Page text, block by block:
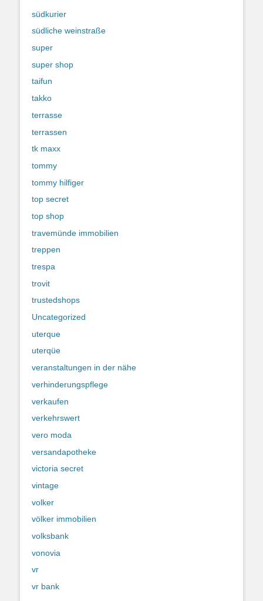
südkurier
südliche weinstraße
super
super shop
taifun
takko
terrasse
terrassen
tk maxx
tommy
tommy hilfiger
top secret
top shop
travemünde immobilien
treppen
trespa
trovit
trustedshops
Uncategorized
uterque
uterqüe
veranstaltungen in der nähe
verhinderungspflege
verkaufen
verkehrswert
vero moda
versandapotheke
victoria secret
vintage
volker
völker immobilien
volksbank
vonovia
vr
vr bank